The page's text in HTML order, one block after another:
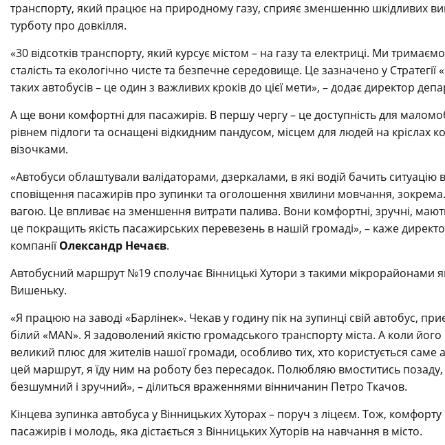
транспорту, який працює на природному газу, сприяє зменшенню шкідливих
турботу про довкілля.
«30 відсотків транспорту, який курсує містом – на газу та електриці. Ми
сталість та екологічно чисте та безпечне середовище. Це зазначено у
таких автобусів – це один з важливих кроків до цієї мети», – додає директор
А ще вони комфортні для пасажирів. В першу чергу – це доступність для
рівнем підлоги та оснащені відкидним пандусом, місцем для людей на кріслах
візочками.
«Автобуси облаштували валідаторами, дзеркалами, в які водій бачить
сповіщення пасажирів про зупинки та оголошення хвилини мовчання,
вагою. Це впливає на зменшення витрати палива. Вони комфортні, зручні,
це покращить якість пасажирських перевезень в нашій громаді», – каже
компаніїОлександр Нечаєв.
Автобусний маршрут №19 сполучає Вінницькі Хутори з такими мікрорайонами
Вишеньку.
«Я працюю на заводі «Барлінек». Чекав у годину пік на зупинці свій автобус,
білий «MAN». Я задоволений якістю громадського транспорту міста. А коли його
великий плюс для жителів нашої громади, особливо тих, хто користується саме
цей маршрут, я їду ним на роботу без пересадок. Полюбляю вмоститись позаду,
безшумний і зручний», – ділиться враженнями вінничанин Петро Ткачов.
Кінцева зупинка автобуса у Вінницьких Хуторах – поруч з ліцеєм. Тож,
пасажирів і молодь, яка дістається з Вінницьких Хуторів на навчання в місто.